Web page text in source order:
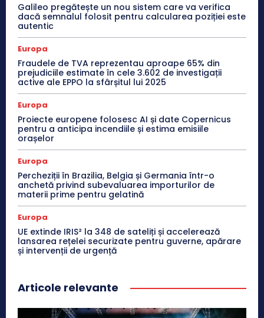
Galileo pregătește un nou sistem care va verifica
dacă semnalul folosit pentru calcularea poziției este
autentic
Europa
Fraudele de TVA reprezentau aproape 65% din
prejudiciile estimate în cele 3.602 de investigații
active ale EPPO la sfârșitul lui 2025
Europa
Proiecte europene folosesc AI și date Copernicus
pentru a anticipa incendiile și estima emisiile
orașelor
Europa
Percheziții în Brazilia, Belgia și Germania într-o
anchetă privind subevaluarea importurilor de
materii prime pentru gelatină
Europa
UE extinde IRIS² la 348 de sateliți și accelerează
lansarea rețelei securizate pentru guverne, apărare
și intervenții de urgență
Articole relevante